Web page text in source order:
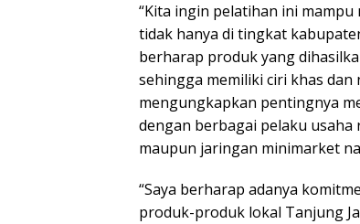
“Kita ingin pelatihan ini
tidak hanya di tingkat
berharap produk yang
sehingga memiliki ciri khas
mengungkapkan pentingnya
dengan berbagai pelaku usaha
maupun jaringan minimarket
“Saya berharap adanya
produk-produk lokal Tanjung